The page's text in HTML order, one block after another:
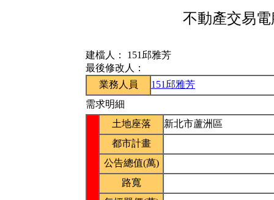
不動產交易
建檔人： 151邱雅芳
最後修改人：
業務人員
151邱雅芳
需求明細
土地座落
新北市蘆洲區
都市計畫
公告總值(萬)
路寬